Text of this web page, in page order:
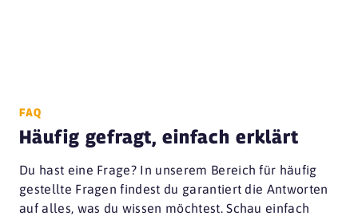
FAQ
Häufig gefragt, einfach erklärt
Du hast eine Frage? In unserem Bereich für häufig
gestellte Fragen findest du garantiert die Antworten
auf alles, was du wissen möchtest. Schau einfach